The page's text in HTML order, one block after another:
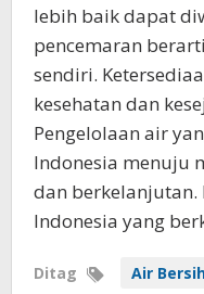
lebih baik dapat
pencemaran
sendiri.
kesehatan dan
Pengelolaan air
Indonesia menuju
dan berkelanjutan.
Indonesia yang
Ditag Air